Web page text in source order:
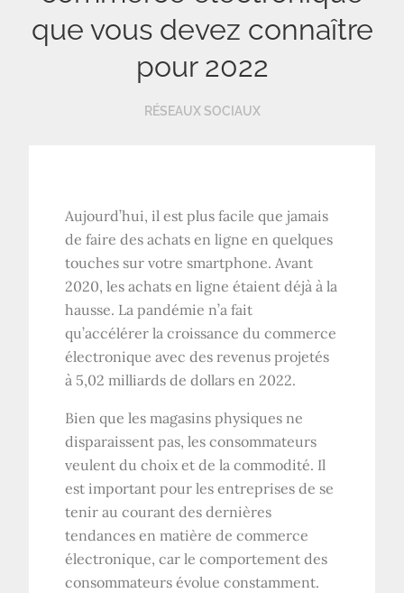
que vous devez connaître
pour 2022
RÉSEAUX SOCIAUX
Aujourd’hui, il est plus facile que jamais
de faire des achats en ligne en quelques
touches sur votre smartphone. Avant
2020, les achats en ligne étaient déjà à la
hausse. La pandémie n’a fait
qu’accélérer la croissance du commerce
électronique avec des revenus projetés
à 5,02 milliards de dollars en 2022.
Bien que les magasins physiques ne
disparaissent pas, les consommateurs
veulent du choix et de la commodité. Il
est important pour les entreprises de se
tenir au courant des dernières
tendances en matière de commerce
électronique, car le comportement des
consommateurs évolue constamment.